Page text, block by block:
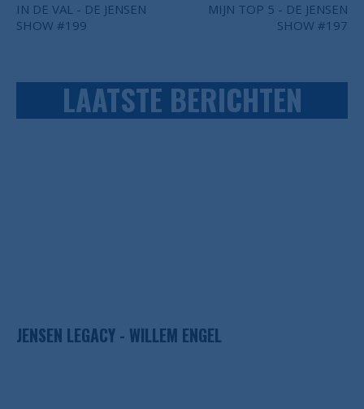
IN DE VAL - DE JENSEN
SHOW #199
MIJN TOP 5 - DE JENSEN
SHOW #197
LAATSTE BERICHTEN
JENSEN LEGACY - WILLEM ENGEL